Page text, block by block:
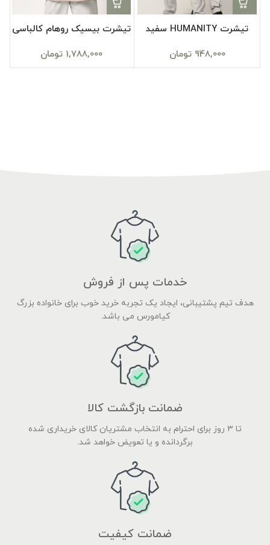
تیشرت HUMANITY سفید
948,000 تومان
تیشرت بیسیک روهام کالباسی
1,788,000 تومان
خدمات پس از فروش
هدف تیم پشتیبانی، ایجاد یک تجربه خرید خوب برای خانواده بزرگ
کیامورس می باشد.
ضمانت بازگشت کالا
تا ۳ روز برای احترام به انتخاب مشتریان کالای خریداری شده
برگردانده و یا تعویض خواهد شد.
ضمانت کیفیت